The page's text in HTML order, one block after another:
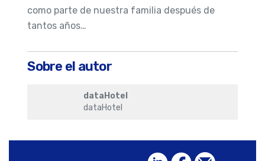
como parte de nuestra familia después de
tantos años…
Sobre el autor
dataHotel
dataHotel